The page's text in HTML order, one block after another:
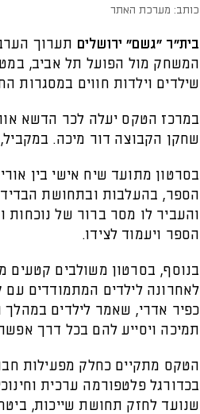
כותב: מערכת האתר
בית"ר "גשם" ירושלים תערוך
המשחק מול הפועל תל אביב,
שילדים וילדות חווים במסגרות
במרכז הטקס יעלה לכר הדשא
שחקן הקבוצה דור מיכה. במקביל,
בסרטון מתועד שיח אישי בין
הספר, בהעלבות ובתחושת
והעביר לו מסר ברור של נוכחות
הספר ויעמוד לצידו.
בנוסף, בסרטון משולבים קטעים
לאחרונה לילדים המתמודדים עם
כפיר אדרי, שאמר לילדים במהלך
תמיכה ויסייע להם בכל דרך
הטקס מתקיים כחלק מפעילות
בכדורגל פלטפורמה ערכית
שנועד לחזק תחושת שייכות,